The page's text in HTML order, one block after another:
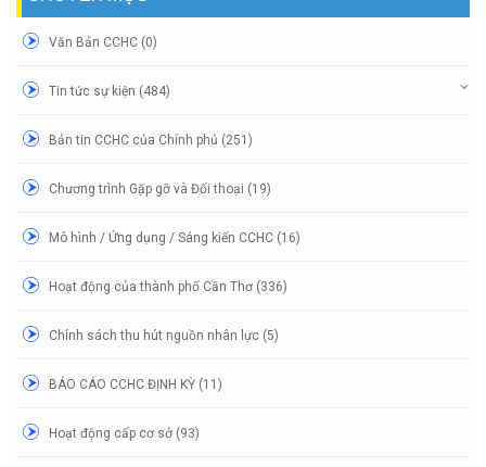
Văn Bản CCHC (0)
Tin tức sự kiện (484)
Bản tin CCHC của Chính phủ (251)
Chương trình Gặp gỡ và Đối thoại (19)
Mô hình / Ứng dụng / Sáng kiến CCHC (16)
Hoạt động của thành phố Cần Thơ (336)
Chính sách thu hút nguồn nhân lực (5)
BÁO CÁO CCHC ĐỊNH KỲ (11)
Hoạt động cấp cơ sở (93)